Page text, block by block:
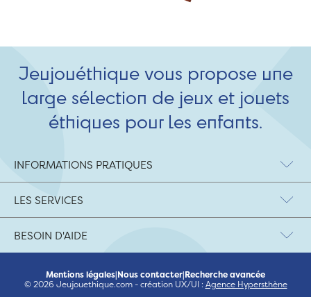
Jeujouéthique vous propose une
large sélection de jeux et jouets
éthiques pour les enfants.
INFORMATIONS PRATIQUES
LES SERVICES
BESOIN D'AIDE
Mentions légales|Nous contacter|Recherche avancée
© 2026 Jeujouethique.com - création UX/UI : Agence Hypersthène